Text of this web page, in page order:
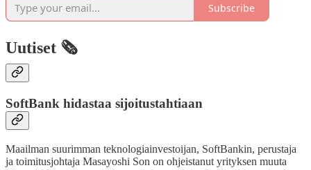
Subscribe
Uutiset 🗞️
SoftBank hidastaa sijoitustahtiaan
Maailman suurimman teknologiainvestoijan, SoftBankin, perustaja
ja toimitusjohtaja Masayoshi Son on ohjeistanut yrityksen muuta